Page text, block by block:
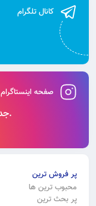
کانال تلگرام
صفحه اینستاگرام
جدیدترین مطالب و آموزش‌ ها در اینستاگرام.
پر فروش ترین
محبوب ترین ها
پر بحث ترین